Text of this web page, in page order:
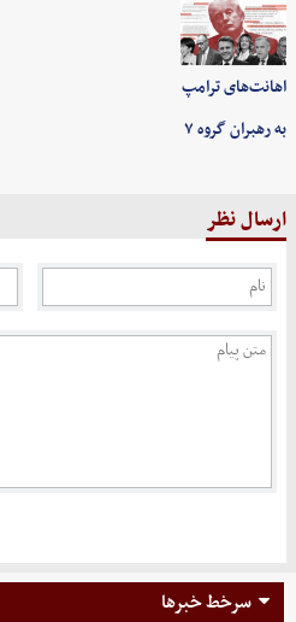
اهانت‌های ترامپ
به رهبران گروه ۷
ارسال نظر
سرخط خبرها